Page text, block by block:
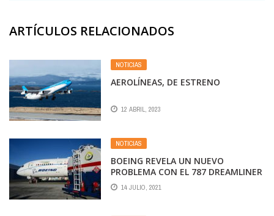
ARTÍCULOS RELACIONADOS
NOTICIAS
AEROLÍNEAS, DE ESTRENO
12 ABRIL, 2023
NOTICIAS
BOEING REVELA UN NUEVO
PROBLEMA CON EL 787 DREAMLINER
14 JULIO, 2021